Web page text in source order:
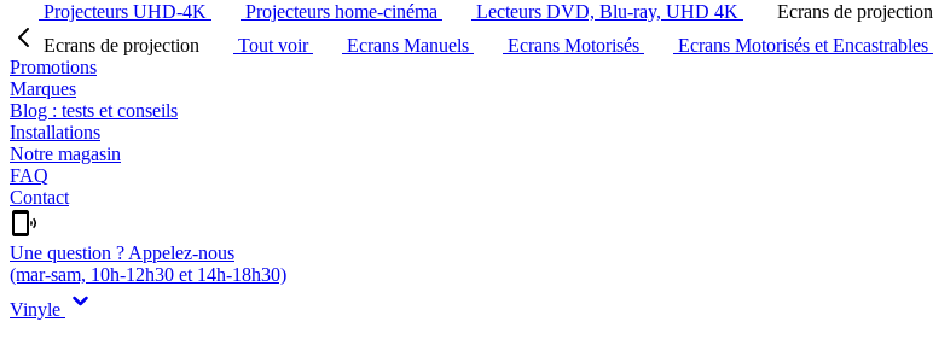
Projecteurs UHD-4K
Projecteurs home-cinéma Lecteurs DVD, Blu-ray, UHD 4K
Ecrans de projection
Ecrans de projection
Tout voir Ecrans Manuels Ecrans Motorisés Ecrans Motorisés et Encastrables
Promotions
Marques
Blog : tests et conseils
Installations
Notre magasin
FAQ
Contact
Une question ? Appelez-nous
(mar-sam, 10h-12h30 et 14h-18h30)
Vinyle